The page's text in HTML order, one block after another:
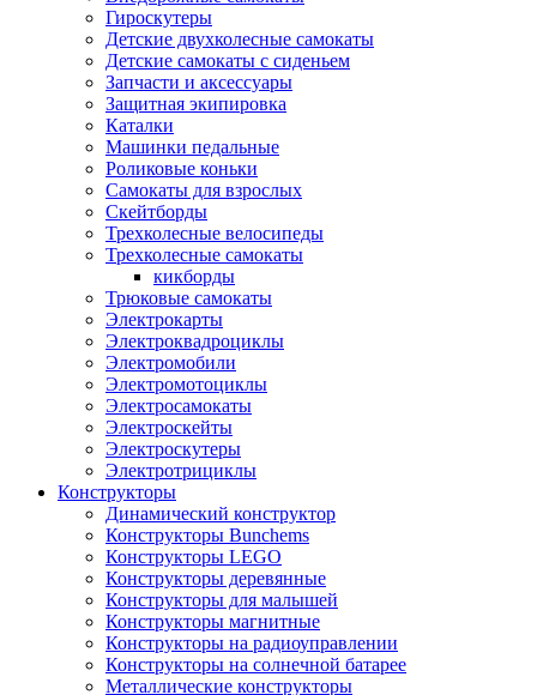
Гироскутеры
Детские двухколесные самокаты
Детские самокаты с сиденьем
Запчасти и аксессуары
Защитная экипировка
Каталки
Машинки педальные
Роликовые коньки
Самокаты для взрослых
Скейтборды
Трехколесные велосипеды
Трехколесные самокаты
кикборды
Трюковые самокаты
Электрокарты
Электроквадроциклы
Электромобили
Электромотоциклы
Электросамокаты
Электроскейты
Электроскутеры
Электротрициклы
Конструкторы
Динамический конструктор
Конструкторы Bunchems
Конструкторы LEGO
Конструкторы деревянные
Конструкторы для малышей
Конструкторы магнитные
Конструкторы на радиоуправлении
Конструкторы на солнечной батарее
Металлические конструкторы